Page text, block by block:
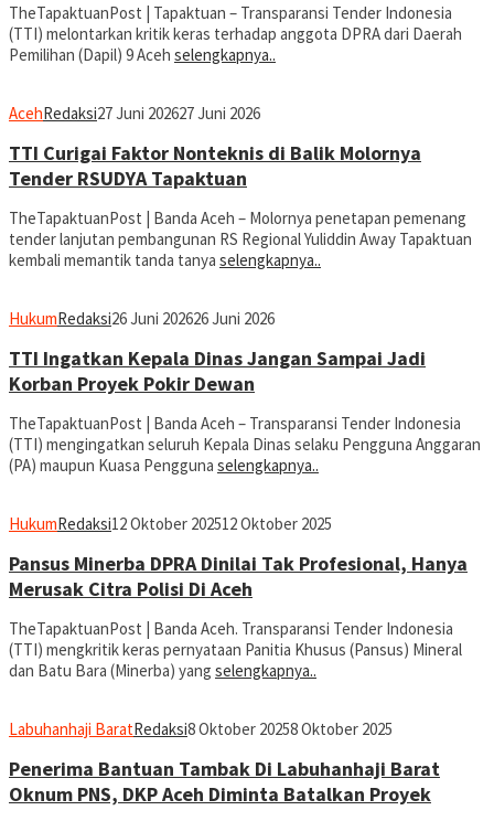
TheTapaktuanPost | Tapaktuan – Transparansi Tender Indonesia
(TTI) melontarkan kritik keras terhadap anggota DPRA dari Daerah
Pemilihan (Dapil) 9 Aceh selengkapnya..
AcehRedaksi27 Juni 202627 Juni 2026
TTI Curigai Faktor Nonteknis di Balik Molornya
Tender RSUDYA Tapaktuan
TheTapaktuanPost | Banda Aceh – Molornya penetapan pemenang
tender lanjutan pembangunan RS Regional Yuliddin Away Tapaktuan
kembali memantik tanda tanya selengkapnya..
HukumRedaksi26 Juni 202626 Juni 2026
TTI Ingatkan Kepala Dinas Jangan Sampai Jadi
Korban Proyek Pokir Dewan
TheTapaktuanPost | Banda Aceh – Transparansi Tender Indonesia
(TTI) mengingatkan seluruh Kepala Dinas selaku Pengguna Anggaran
(PA) maupun Kuasa Pengguna selengkapnya..
HukumRedaksi12 Oktober 202512 Oktober 2025
Pansus Minerba DPRA Dinilai Tak Profesional, Hanya
Merusak Citra Polisi Di Aceh
TheTapaktuanPost | Banda Aceh. Transparansi Tender Indonesia
(TTI) mengkritik keras pernyataan Panitia Khusus (Pansus) Mineral
dan Batu Bara (Minerba) yang selengkapnya..
Labuhanhaji BaratRedaksi8 Oktober 20258 Oktober 2025
Penerima Bantuan Tambak Di Labuhanhaji Barat
Oknum PNS, DKP Aceh Diminta Batalkan Proyek